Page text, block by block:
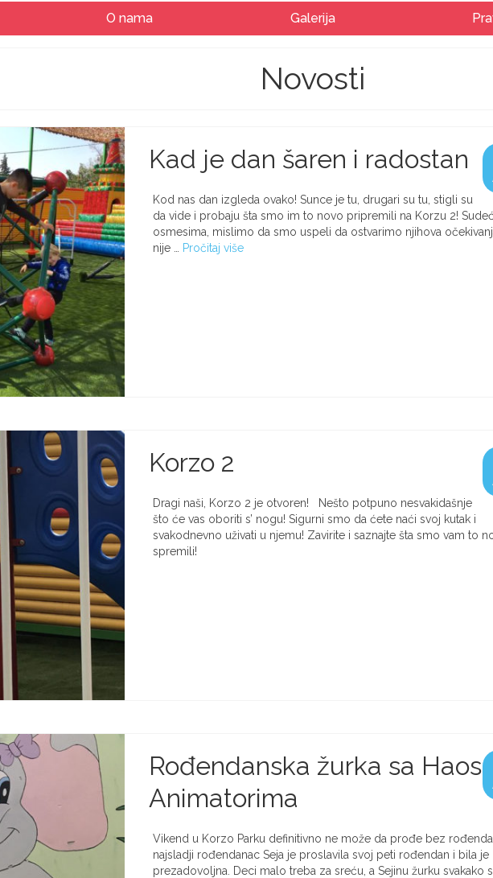
O nama Galerija
Novosti
Kad je dan šaren i radostan
Kod nas dan izgleda ovako! Sunce je tu, drugari su tu, stigli su
da vide i probaju šta smo im to novo pripremili na Korzu 2!
osmesima, mislimo da smo uspeli da ostvarimo njihova
nije …
Pročitaj više
Korzo 2
Dragi naši, Korzo 2 je otvoren! Nešto potpuno nesvakidašnje
što će vas oboriti s’ nogu! Sigurni smo da ćete naći svoj kutak i
svakodnevno uživati u njemu! Zavirite i saznajte šta smo vam to
spremili!
Rođendanska žurka sa Haos
Animatorima
Vikend u Korzo Parku definitivno ne može da prođe bez
najsladji rođendanac Seja je proslavila svoj peti rođendan i bila je
prezadovoljna. Deci malo treba za sreću, a Sejinu žurku svakako